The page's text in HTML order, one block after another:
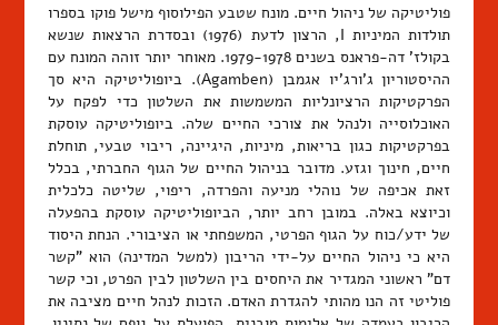
פוליטיקה של ניהול חיים. מונח שטבע הפילוסוף מישל פוקו בספרו
תולדות המיניות I, הרצון לדעת (1976) ובסדרת הרצאות שנשא
בקולז' דה-פראנס בשנים 1979-1978. מאוחר יותר זוהה המונח עם
ההיסטוריון ג'ורג'יו אגמבן (Agamben). ביופוליטיקה היא סך
הפרקטיקות הרציונליות המשמשות את השלטון כדי לפקח על
האוכלוסייה ולנהל את צורכי החיים שלה. ביופוליטיקה עוסקת
בפרקטיקות כגון בריאות, מיניות, היגיינה, ריבוי טבעי, תוחלת
חיים, חינוך וגזע. מדובר בניהול החיים של הגוף החברתי, בכלל
זאת אכיפה של נוהלי מניעה והפרדה, ריפוי, שליטה כלכלית
וכיוצא באלה. במובן רחב יותר, הביופוליטיקה עוסקת בהפעלה
של ידע/כוח על הגוף הפרטי, המשפחתי או הציבורי. הנחת היסוד
היא כי ניהול החיים על-ידי הריבון (למשל המדינה) הוא "קשר
דם" ראשוני המגדיר את היחסים בין השלטון לבין הפרט, וכי קשר
פוליטי זה הנו מהותי להגדרת האדם. הזכות לנהל חיים מציבה את